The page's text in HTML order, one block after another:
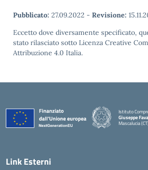
Pubblicato: 27.09.2022 - Revisione:
Eccetto dove diversamente specificato,
stato rilasciato sotto Licenza Creative
Attribuzione 4.0 Italia.
Istituto
Giuseppe Fava
Mascalucia (CT)
Link Esterni